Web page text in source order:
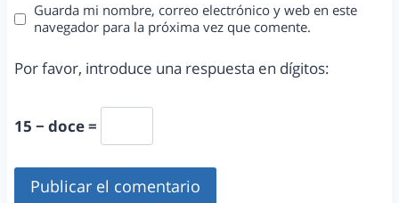
Guarda mi nombre, correo electrónico y web en este
navegador para la próxima vez que comente.
Por favor, introduce una respuesta en dígitos:
15 − doce =